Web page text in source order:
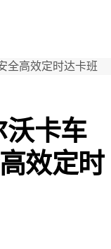
全高效定时达卡班
沃卡车
效定时